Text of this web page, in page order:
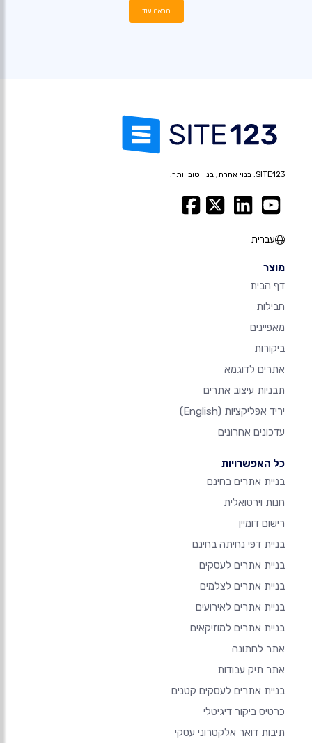
הראה עוד
SITE123: בנוי אחרת, בנוי טוב יותר.
עברית
מוצר
דף הבית
חבילות
מאפיינים
ביקורות
אתרים לדוגמא
תבניות עיצוב אתרים
יריד אפליקציות (English)
עדכונים אחרונים
כל האפשרויות
בניית אתרים בחינם
חנות וירטואלית
רישום דומיין
בניית דפי נחיתה בחינם
בניית אתרים לעסקים
בניית אתרים לצלמים
בניית אתרים לאירועים
בניית אתרים למוזיקאים
אתר לחתונה
אתר תיק עבודות
בניית אתרים לעסקים קטנים
כרטיס ביקור דיגיטלי
תיבות דואר אלקטרוני עסקי